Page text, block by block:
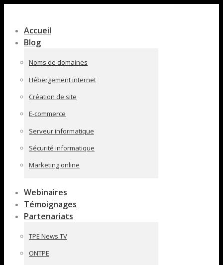
pleine
largeur
Accueil
Blog
Noms de domaines
Hébergement internet
Création de site
E-commerce
Serveur informatique
Sécurité informatique
Marketing online
Webinaires
Témoignages
Partenariats
TPE News TV
ONTPE